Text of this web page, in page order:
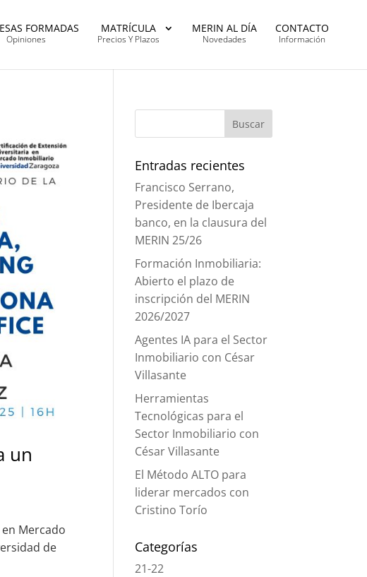
FORMADAS
Opiniones
MATRÍCULA
Precios Y Plazos
MERIN AL DÍA
Novedades
CONTACTO
Información
un
Mercado
de
Entradas recientes
Francisco Serrano,
Presidente de Ibercaja
banco, en la clausura del
MERIN 25/26
Formación Inmobiliaria:
Abierto el plazo de
inscripción del MERIN
2026/2027
Agentes IA para el Sector
Inmobiliario con César
Villasante
Herramientas
Tecnológicas para el
Sector Inmobiliario con
César Villasante
El Método ALTO para
liderar mercados con
Cristino Torío
Categorías
21-22